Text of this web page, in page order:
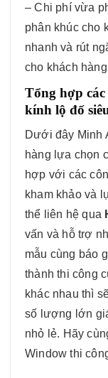
– Chi phí vừa
phân khúc cho
nhanh và rút
cho khách
Tổng hợp
kính lộ đố
Dưới đây Minh
hàng lựa chọn
hợp với các
kham khảo và
thể liên hệ qua
vấn và hỗ trợ
mẫu cùng báo
thành thi công
khác nhau thì
số lượng lớn
nhỏ lẻ. Hãy
Window thi